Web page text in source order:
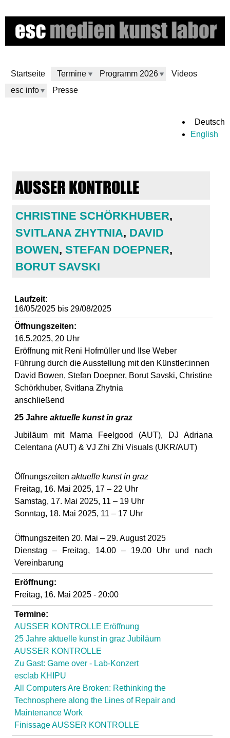
zum
Inhalt
Startseite Termine Programm 2026
Videos
esc info
Presse
m
n
Deutsch
English
AUSSER KONTROLLE
CHRISTINE SCHÖRKHUBER,
SVITLANA ZHYTNIA, DAVID
BOWEN, STEFAN DOEPNER,
BORUT SAVSKI
Laufzeit:
16/05/2025bis 29/08/2025
Öffnungszeiten:
16.5.2025, 20 Uhr
Eröffnung mit Reni Hofmüller und Ilse Weber
Führung durch die Ausstellung mit den Künstler:innen
David Bowen, Stefan Doepner, Borut Savski, Christine
Schörkhuber, Svitlana Zhytnia
anschließend
25 Jahre aktuelle kunst in graz
Jubiläum
mit Mama Feelgood (AUT), DJ Adriana
Celentana (AUT) & VJ Zhi Zhi Visuals (UKR/AUT)
Öffnungszeiten aktuelle kunst in graz
Freitag, 16. Mai 2025, 17 – 22 Uhr
Samstag, 17. Mai 2025, 11 – 19 Uhr
Sonntag, 18. Mai 2025, 11 – 17 Uhr
Öffnungszeiten 20. Mai – 29. August 2025
Dienstag – Freitag, 14.00 – 19.00 Uhr und nach
Vereinbarung
Eröffnung:
Freitag, 16. Mai 2025 - 20:00
Termine:
AUSSER KONTROLLE Eröffnung
25 Jahre aktuelle kunst in graz Jubiläum
AUSSER KONTROLLE
Zu Gast: Game over - Lab-Konzert
esclab KHIPU
All Computers Are Broken: Rethinking the
Technosphere along the Lines of Repair and
Maintenance Work
Finissage AUSSER KONTROLLE